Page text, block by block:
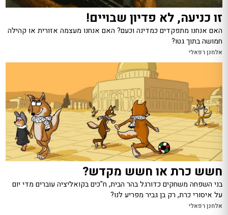
זו כניעה, לא פדיון שבויים!
האם אנחנו מתפקדים כמדינה וכעם? האם אנחנו מעצמה אזורית או קהילה
חמושה בתוך גטו?
אלחנן רפאלי
חשש כרת או חשש מקדש?
בני השפחה משחקים כדורגל בהר הבית, ח"כים בקואליציה עוברים מדי יום
על איסורי כרת, רק בן גביר מפריע לנו?
אלחנן רפאלי